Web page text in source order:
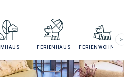
FERIENHAUS FERIENWOHNUNG